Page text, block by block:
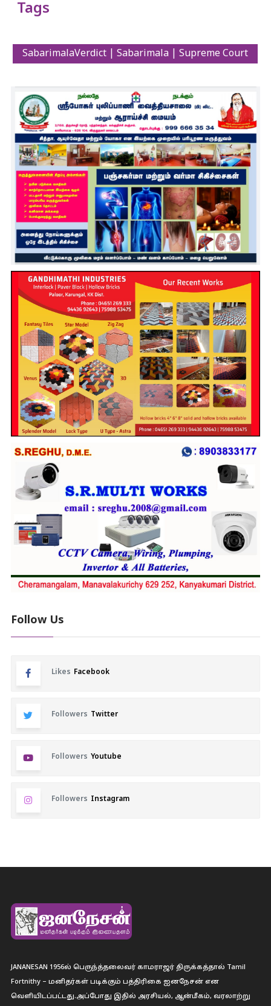
Tags
SabarimalaVerdict | Sabarimala | Supreme Court
Follow Us
Likes Facebook
Followers Twitter
Followers Youtube
Followers Instagram
JANANESAN 1956ல் பெருந்த்தலைவர் காமராஜர் திருக்கத்தால் Tamil
Fortnithy – மனிதர்கள் படிக்கும் பத்திரிகை ஐனநேசன் என
வெளியிடப்பட்டது.அப்போது இதில் அரசியல், ஆன்மீகம், வரலாற்று